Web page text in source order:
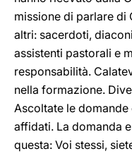
missione di parlare
altri: sacerdoti,
assistenti pastorali e
responsabilità.
nella formazione.
Ascoltate le
affidati. La domanda
questa: Voi stessi,